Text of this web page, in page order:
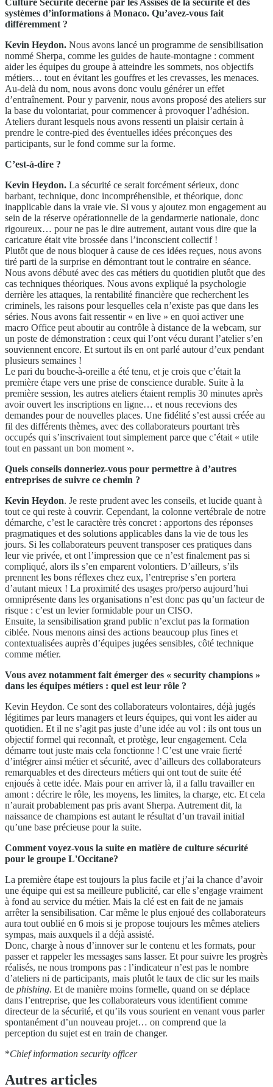
systèmes d’informations à Monaco. Qu’avez-vous fait
différemment ?
Kevin Heydon. Nous avons lancé un programme de sensibilisation
nommé Sherpa, comme les guides de haute-montagne : comment
aider les équipes du groupe à atteindre les sommets, nos objectifs
métiers… tout en évitant les gouffres et les crevasses, les menaces.
Au-delà du nom, nous avons donc voulu générer un effet
d’entraînement. Pour y parvenir, nous avons proposé des ateliers sur
la base du volontariat, pour commencer à provoquer l’adhésion.
Ateliers durant lesquels nous avons ressenti un plaisir certain à
prendre le contre-pied des éventuelles idées préconçues des
participants, sur le fond comme sur la forme.
C’est-à-dire ?
Kevin Heydon. La sécurité ce serait forcément sérieux, donc
barbant, technique, donc incompréhensible, et théorique, donc
inapplicable dans la vraie vie. Si vous y ajoutez mon engagement au
sein de la réserve opérationnelle de la gendarmerie nationale, donc
rigoureux… pour ne pas le dire autrement, autant vous dire que la
caricature était vite brossée dans l’inconscient collectif !
Plutôt que de nous bloquer à cause de ces idées reçues, nous avons
tiré parti de la surprise en démontrant tout le contraire en séance.
Nous avons débuté avec des cas métiers du quotidien plutôt que des
cas techniques théoriques. Nous avons expliqué la psychologie
derrière les attaques, la rentabilité financière que recherchent les
criminels, les raisons pour lesquelles cela n’existe pas que dans les
séries. Nous avons fait ressentir « en live » en quoi activer une
macro Office peut aboutir au contrôle à distance de la webcam, sur
un poste de démonstration : ceux qui l’ont vécu durant l’atelier s’en
souviennent encore. Et surtout ils en ont parlé autour d’eux pendant
plusieurs semaines !
Le pari du bouche-à-oreille a été tenu, et je crois que c’était la
première étape vers une prise de conscience durable. Suite à la
première session, les autres ateliers étaient remplis 30 minutes après
avoir ouvert les inscriptions en ligne… et nous recevions des
demandes pour de nouvelles places. Une fidélité s’est aussi créée au
fil des différents thèmes, avec des collaborateurs pourtant très
occupés qui s’inscrivaient tout simplement parce que c’était « utile
tout en passant un bon moment ».
Quels conseils donneriez-vous pour permettre à d’autres
entreprises de suivre ce chemin ?
Kevin Heydon. Je reste prudent avec les conseils, et lucide quant à
tout ce qui reste à couvrir. Cependant, la colonne vertébrale de notre
démarche, c’est le caractère très concret : apportons des réponses
pragmatiques et des solutions applicables dans la vie de tous les
jours. Si les collaborateurs peuvent transposer ces pratiques dans
leur vie privée, et ont l’impression que ce n’est finalement pas si
compliqué, alors ils s’en emparent volontiers. D’ailleurs, s’ils
prennent les bons réflexes chez eux, l’entreprise s’en portera
d’autant mieux ! La proximité des usages pro/perso aujourd’hui
omniprésente dans les organisations n’est donc pas qu’un facteur de
risque : c’est un levier formidable pour un CISO.
Ensuite, la sensibilisation grand public n’exclut pas la formation
ciblée. Nous menons ainsi des actions beaucoup plus fines et
contextualisées auprès d’équipes jugées sensibles, côté technique
comme métier.
Vous avez notamment fait émerger des « security champions »
dans les équipes métiers : quel est leur rôle ?
Kevin Heydon. Ce sont des collaborateurs volontaires, déjà jugés
légitimes par leurs managers et leurs équipes, qui vont les aider au
quotidien. Et il ne s’agit pas juste d’une idée au vol : ils ont tous un
objectif formel qui reconnaît, et protège, leur engagement. Cela
démarre tout juste mais cela fonctionne ! C’est une vraie fierté
d’intégrer ainsi métier et sécurité, avec d’ailleurs des collaborateurs
remarquables et des directeurs métiers qui ont tout de suite été
enjoués à cette idée. Mais pour en arriver là, il a fallu travailler en
amont : décrire le rôle, les moyens, les limites, la charge, etc. Et cela
n’aurait probablement pas pris avant Sherpa. Autrement dit, la
naissance de champions est autant le résultat d’un travail initial
qu’une base précieuse pour la suite.
Comment voyez-vous la suite en matière de culture sécurité
pour le groupe L'Occitane?
La première étape est toujours la plus facile et j’ai la chance d’avoir
une équipe qui est sa meilleure publicité, car elle s’engage vraiment
à fond au service du métier. Mais la clé est en fait de ne jamais
arrêter la sensibilisation. Car même le plus enjoué des collaborateurs
aura tout oublié en 6 mois si je propose toujours les mêmes ateliers
sympas, mais auxquels il a déjà assisté.
Donc, charge à nous d’innover sur le contenu et les formats, pour
passer et rappeler les messages sans lasser. Et pour suivre les progrès
réalisés, ne nous trompons pas : l’indicateur n’est pas le nombre
d’ateliers ni de participants, mais plutôt le taux de clic sur les mails
de phishing. Et de manière moins formelle, quand on se déplace
dans l’entreprise, que les collaborateurs vous identifient comme
directeur de la sécurité, et qu’ils vous sourient en venant vous parler
spontanément d’un nouveau projet… on comprend que la
perception du sujet est en train de changer.
*Chief information security officer
Autres articles